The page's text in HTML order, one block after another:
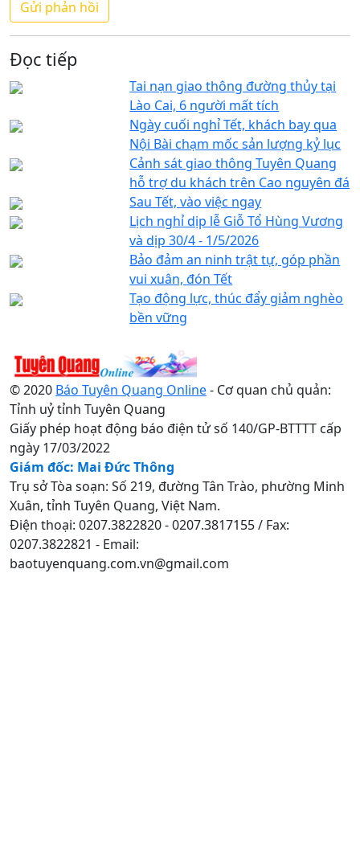
Đọc tiếp
Tai nạn giao thông đường thủy tại
Lào Cai, 6 người mất tích
Ngày cuối nghỉ Tết, khách bay qua
Nội Bài chạm mốc sản lượng kỷ lục
Cảnh sát giao thông Tuyên Quang
hỗ trợ du khách trên Cao nguyên đá
Sau Tết, vào việc ngay
Lịch nghỉ dịp lễ Giỗ Tổ Hùng Vương
và dịp 30/4 - 1/5/2026
Bảo đảm an ninh trật tự, góp phần
vui xuân, đón Tết
Tạo động lực, thúc đẩy giảm nghèo
bền vững
© 2020 Báo Tuyên Quang Online- Cơ quan chủ quản:
Tỉnh uỷ tỉnh Tuyên Quang
Giấy phép hoạt động báo điện tử số 140/GP-BTTTT cấp
ngày 17/03/2022
Giám đốc: Mai Đức Thông
Trụ sở Tòa soạn: Số 219, đường Tân Trào, phường Minh
Xuân, tỉnh Tuyên Quang, Việt Nam.
Điện thoại: 0207.3822820 - 0207.3817155 / Fax:
0207.3822821 - Email:
baotuyenquang.com.vn@gmail.com